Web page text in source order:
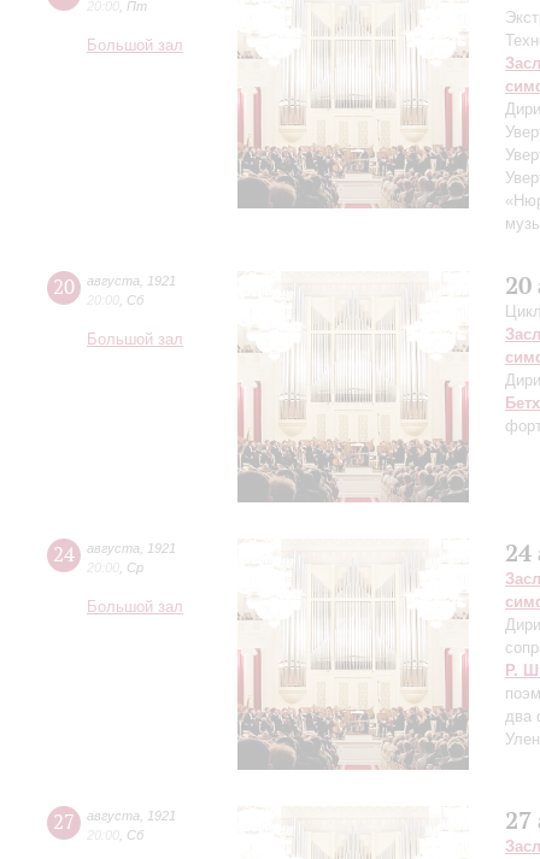
20:00 Пт
Большой зал
20 августа
1921
20:00 Сб
Большой зал
20
24 августа
1921
20:00 Ср
Большой зал
24
Р.
два
27 августа
1921
20:00 Сб 27